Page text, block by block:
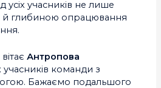
усіх учасників не лише
й глибиною опрацювання
Антропова
учасників команди з
Бажаємо подальшого